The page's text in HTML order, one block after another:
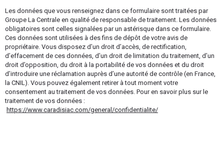
Les données que vous renseignez dans ce formulaire sont traitées par
Groupe La Centrale en qualité de responsable de traitement. Les données
obligatoires sont celles signalées par un astérisque dans ce formulaire.
Ces données sont utilisées à des fins de dépôt de votre avis de
propriétaire. Vous disposez d’un droit d’accès, de rectification,
d’effacement de ces données, d’un droit de limitation du traitement, d’un
droit d’opposition, du droit à la portabilité de vos données et du droit
d’introduire une réclamation auprès d’une autorité de contrôle (en France,
la CNIL). Vous pouvez également retirer à tout moment votre
consentement au traitement de vos données. Pour en savoir plus sur le
traitement de vos données :
https://www.caradisiac.com/general/confidentialite/